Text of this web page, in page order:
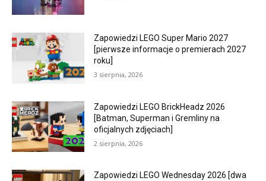
Zapowiedzi LEGO Super Mario 2027
[pierwsze informacje o premierach 2027
roku]
3 sierpnia, 2026
Zapowiedzi LEGO BrickHeadz 2026
[Batman, Superman i Gremliny na
oficjalnych zdjęciach]
2 sierpnia, 2026
Zapowiedzi LEGO Wednesday 2026 [dwa